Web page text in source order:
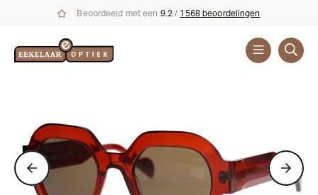
Beoordeeld met een 9.2 / 1568 beoordelingen